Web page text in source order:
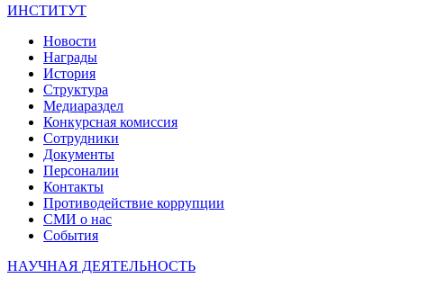
ИНСТИТУТ
Новости
Награды
История
Структура
Медиараздел
Конкурсная комиссия
Сотрудники
Документы
Персоналии
Контакты
Противодействие коррупции
СМИ о нас
События
НАУЧНАЯ ДЕЯТЕЛЬНОСТЬ